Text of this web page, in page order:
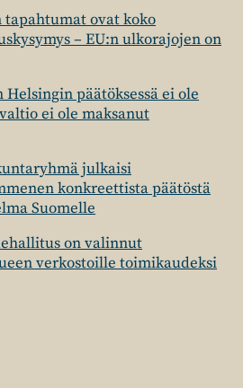
tapahtumat ovat koko
– EU:n ulkorajojen on
Helsingin päätöksessä ei ole
ei ole maksanut
julkaisi
konkreettista päätöstä
Suomelle
on valinnut
verkostoille toimikaudeksi